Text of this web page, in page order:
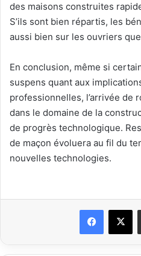
des maisons construites
S’ils sont bien répartis, les
aussi bien sur les ouvriers
En conclusion, même si
suspens quant aux
professionnelles, l’arrivée de
dans le domaine de la
de progrès technologique.
de maçon évoluera au fil du
nouvelles technologies.
Facebook
X